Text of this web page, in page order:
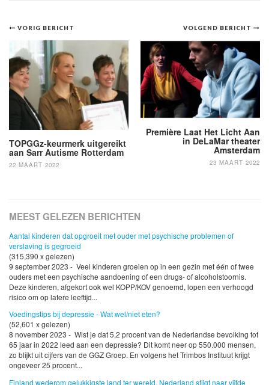
Bericht
navigatie
VOLGEND BERICHT
Première Laat Het Licht Aan
in DeLaMar theater
Amsterdam
23 MAART 2022
VORIG BERICHT
TOPGGz-keurmerk uitgereikt
aan Sarr Autisme Rotterdam
22 MAART 2022
MEEST GELEZEN BERICHTEN
Aantal kinderen dat opgroeit met ouder met psychische problemen of
verslaving is gegroeid
(315,390 x gelezen)
9 september 2023 - Veel kinderen groeien op in een gezin met één of twee
ouders met een psychische aandoening of een drugs- of alcoholstoornis.
Deze kinderen, afgekort ook wel KOPP/KOV genoemd, lopen een verhoogd
risico om op latere leeftijd...
Voedingstips bij depressie - Wat wel/niet eten?
(52,601 x gelezen)
8 november 2023 - Wist je dat 5,2 procent van de Nederlandse bevolking tot
65 jaar in 2022 leed aan een depressie? Dit komt neer op 550.000 mensen,
zo blijkt uit cijfers van de GGZ Groep. En volgens het Trimbos Instituut krijgt
ongeveer 25 procent...
Finland wederom gelukkigste land ter wereld, Nederland stijgt naar vijfde